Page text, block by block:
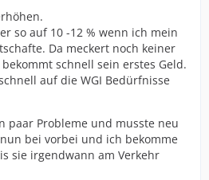
so auf 10 -12 % wenn ich mein
Da meckert noch keiner
schnell sein erstes Geld.
auf die WGI Bedürfnisse
paar Probleme und musste neu
bei vorbei und ich bekomme
sie irgendwann am Verkehr